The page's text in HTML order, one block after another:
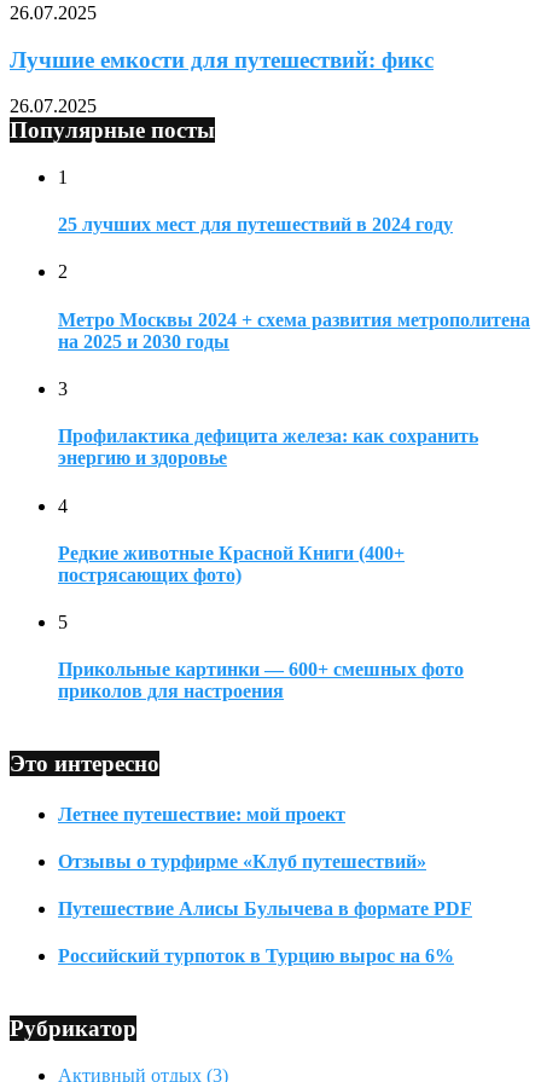
26.07.2025
Лучшие емкости для путешествий: фикс
26.07.2025
Популярные посты
1
25 лучших мест для путешествий в 2024 году
2
Метро Москвы 2024 + схема развития метрополитена
на 2025 и 2030 годы
3
Профилактика дефицита железа: как сохранить
энергию и здоровье
4
Редкие животные Красной Книги (400+
пострясающих фото)
5
Прикольные картинки — 600+ смешных фото
приколов для настроения
Это интересно
Летнее путешествие: мой проект
Отзывы о турфирме «Клуб путешествий»
Путешествие Алисы Булычева в формате PDF
Российский турпоток в Турцию вырос на 6%
Рубрикатор
Активный отдых (3)